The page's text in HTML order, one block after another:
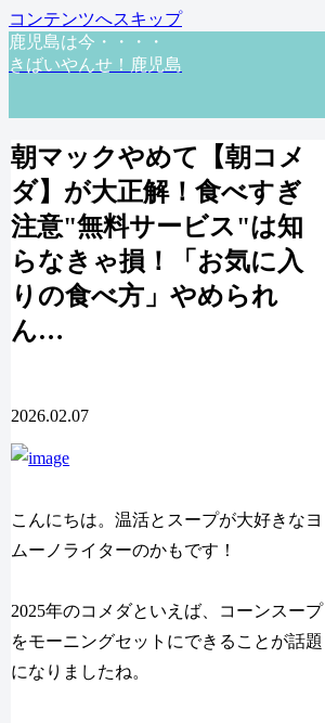
コンテンツへスキップ
鹿児島は今・・・・
きばいやんせ！鹿児島
朝マックやめて【朝コメ
ダ】が大正解！食べすぎ
注意"無料サービス"は知
らなきゃ損！「お気に入
りの食べ方」やめられ
ん…
2026.02.07
こんにちは。温活とスープが大好きなヨ
ムーノライターのかもです！
2025年のコメダといえば、コーンスープ
をモーニングセットにできることが話題
になりましたね。